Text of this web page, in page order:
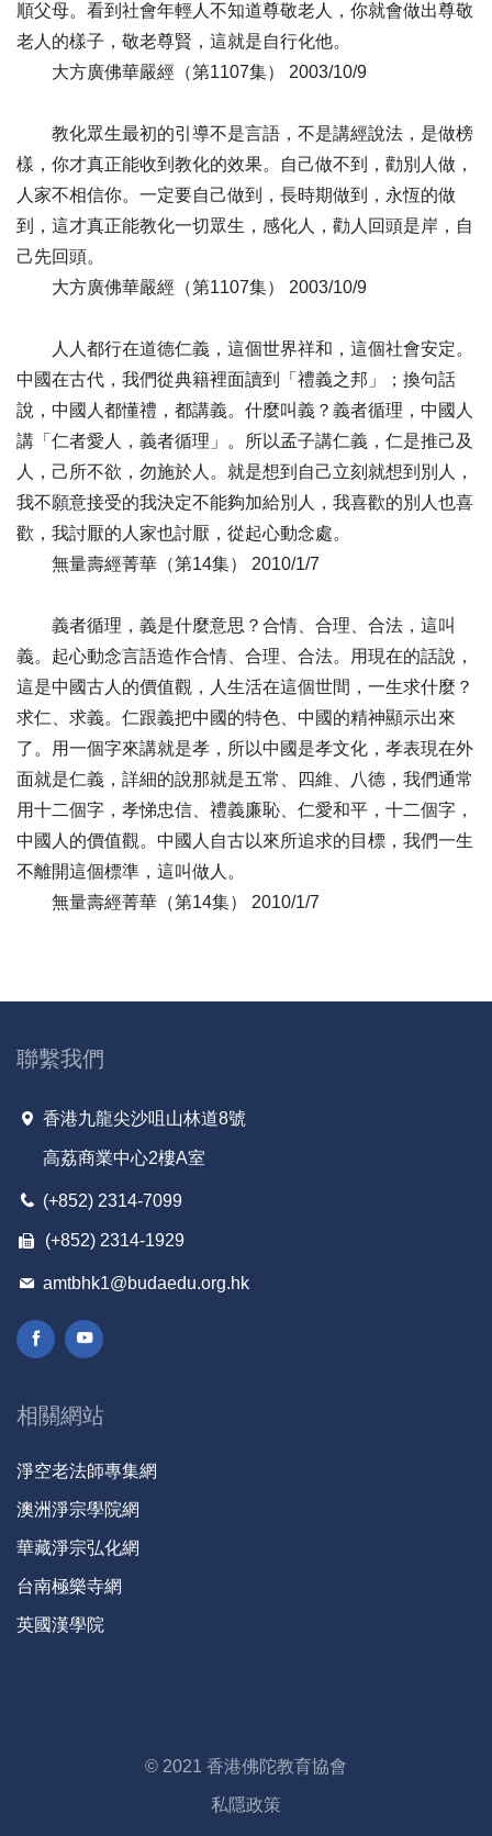
109
永離熱惱 心得清涼-全1集
110
當願眾生 得清涼定-全1集
111
稽首觀音大悲主 願力洪深相好身-全1集
普蔭十方諸剎土 永息眾生煩惱熱-全1集
117
當孝於佛 常念師恩-全1集
119
亙古常新 寒暑不遷-全1集
120
德侔天地 道貫古今-全1集
121
登樓賞月 回首思邦-全1集
122
恭逢清平盛世 幸值英明聖君-全1集
123
見善養育 雨露潤草-全1集
124
時時妄想要勤掃，日日彌陀不可忘-全1集
125
經是無上霜雹，能壞生死果報-全1集
126
冬溫而夏凊，昏定而晨省-全1集
128
菩提心者 如大雪山-全1集
129
禮有五經，莫重於祭-全1集
130
光中極尊 佛中之王-全1集
131
履端伊始 萬物維新-全1集
132
忍寒耐苦 歷事練心-全1集
133
一切眾生 皆有佛性-全1集
134
一日暴之，十日寒之-全1集
135
春秋祭祀，以修孝道-全1集
136
諸惡莫作 歲歲平安 眾善奉行 年年如意-全1集
137
甘露法雨 滅煩惱火-全1集
142
145
真金色身 無生無滅-全1集
146
願我命終時，往生安樂剎-全1集
147
大願深慈，如母憶子-全1集
149
制節謹度，滿而不溢-全1集
150
151
153
156
拔生死於火坑 扇清涼於煩暑-全1集
157
觀自在菩薩，度一切苦厄-全1集
158
春種一粒粟 秋收萬顆子-全1集
159
師者，所以傳道受業解惑也-全1集
佛如淨月輪 滅闇除三垢-全1集
順父母。看到社會年輕人不知道尊敬老人，你就會做出尊敬
老人的樣子，敬老尊賢，這就是自行化他。
大方廣佛華嚴經（第1107集） 2003/10/9
教化眾生最初的引導不是言語，不是講經說法，是做榜
樣，你才真正能收到教化的效果。自己做不到，勸別人做，
人家不相信你。一定要自己做到，長時期做到，永恆的做
到，這才真正能教化一切眾生，感化人，勸人回頭是岸，自
己先回頭。
大方廣佛華嚴經（第1107集） 2003/10/9
人人都行在道德仁義，這個世界祥和，這個社會安定。
中國在古代，我們從典籍裡面讀到「禮義之邦」；換句話
說，中國人都懂禮，都講義。什麼叫義？義者循理，中國人
講「仁者愛人，義者循理」。所以孟子講仁義，仁是推己及
人，己所不欲，勿施於人。就是想到自己立刻就想到別人，
我不願意接受的我決定不能夠加給別人，我喜歡的別人也喜
歡，我討厭的人家也討厭，從起心動念處。
無量壽經菁華（第14集） 2010/1/7
義者循理，義是什麼意思？合情、合理、合法，這叫
義。起心動念言語造作合情、合理、合法。用現在的話說，
這是中國古人的價值觀，人生活在這個世間，一生求什麼？
求仁、求義。仁跟義把中國的特色、中國的精神顯示出來
了。用一個字來講就是孝，所以中國是孝文化，孝表現在外
面就是仁義，詳細的說那就是五常、四維、八德，我們通常
用十二個字，孝悌忠信、禮義廉恥、仁愛和平，十二個字，
中國人的價值觀。中國人自古以來所追求的目標，我們一生
不離開這個標準，這叫做人。
無量壽經菁華（第14集） 2010/1/7
聯繫我們
香港九龍尖沙咀山林道8號
高荔商業中心2樓A室
(+852) 2314-7099
(+852) 2314-1929
amtbhk1@budaedu.org.hk
相關網站
淨空老法師專集網
澳洲淨宗學院網
華藏淨宗弘化網
台南極樂寺網
英國漢學院
© 2021 香港佛陀教育協會
私隱政策